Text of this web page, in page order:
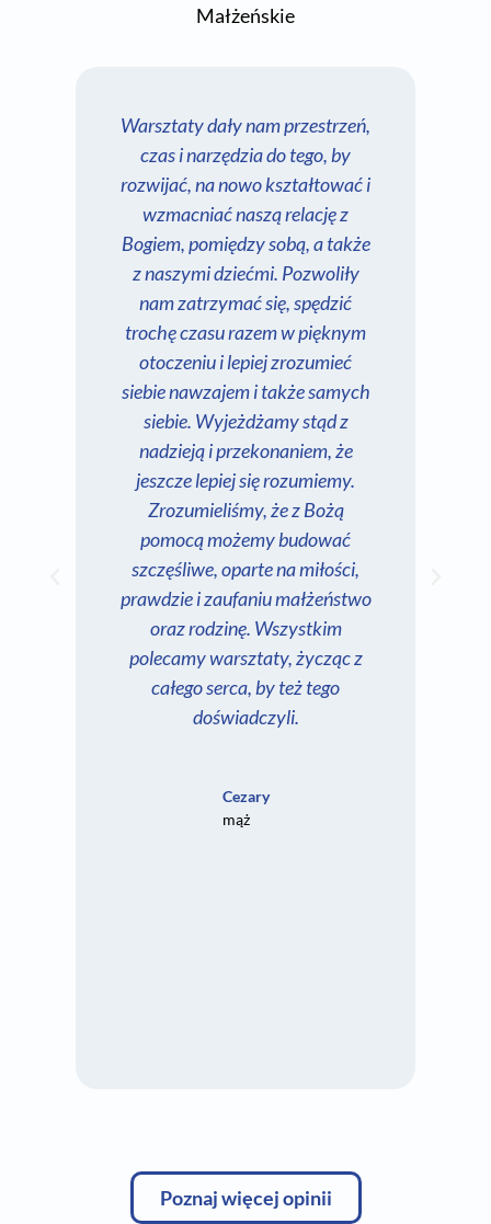
Małżeńskie
Warsztaty dały nam przestrzeń,
czas i narzędzia do tego, by
rozwijać, na nowo kształtować i
wzmacniać naszą relację z
Bogiem, pomiędzy sobą, a także
z naszymi dziećmi. Pozwoliły
nam zatrzymać się, spędzić
trochę czasu razem w pięknym
otoczeniu i lepiej zrozumieć
siebie nawzajem i także samych
siebie. Wyjeżdżamy stąd z
nadzieją i przekonaniem, że
jeszcze lepiej się rozumiemy.
Zrozumieliśmy, że z Bożą
pomocą możemy budować
szczęśliwe, oparte na miłości,
prawdzie i zaufaniu małżeństwo
oraz rodzinę. Wszystkim
polecamy warsztaty, życząc z
całego serca, by też tego
doświadczyli.
Cezary
mąż
Poznaj więcej opinii